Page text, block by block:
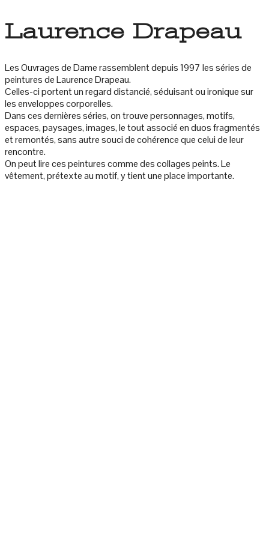
Laurence Drapeau
Les Ouvrages de Dame rassemblent depuis 1997 les séries de
peintures de Laurence Drapeau.
Celles-ci portent un regard distancié, séduisant ou ironique sur
les enveloppes corporelles.
Dans ces dernières séries, on trouve personnages, motifs,
espaces, paysages, images, le tout associé en duos fragmentés
et remontés, sans autre souci de cohérence que celui de leur
rencontre.
On peut lire ces peintures comme des collages peints. Le
vêtement, prétexte au motif, y tient une place importante.